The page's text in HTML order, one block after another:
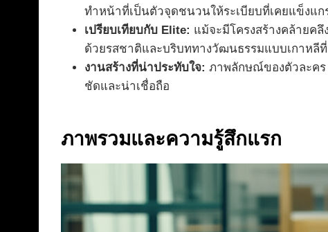
ทำหน้าที่เป็นตัวจุดชนวนให้ระเบียบที่เคยแข็งแก
เปรียบเทียบกับ Elite: แม้จะมีโครงสร้างคล้ายค
ด้วยรสชาติและบริบททางวัฒนธรรมแบบเกาหลี
งานสร้างที่น่าประทับใจ: ภาพลักษณ์ของตัวละคร
ชัดและน่าเชื่อถือ
ภาพรวมและความรู้สึกแรก